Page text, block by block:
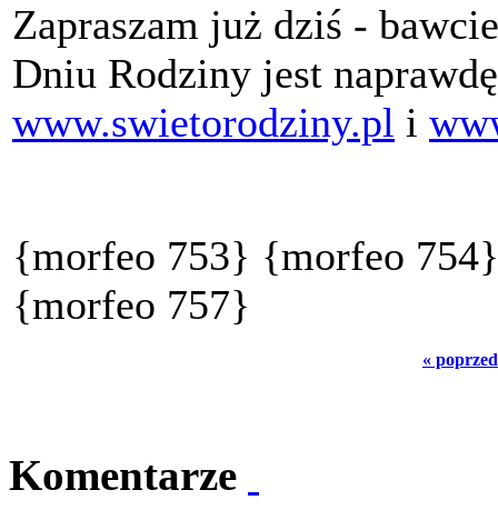
Zapraszam już dziś -
Dniu Rodziny jest
www.swietorodziny.pl i
{morfeo 753} {morfeo
{morfeo 757}
«
Komentarze